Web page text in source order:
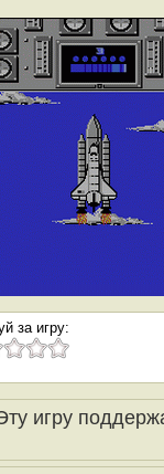
за игру:
игру